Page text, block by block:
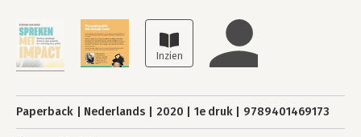
Paperback Nederlands 2020 1e druk 9789401469173